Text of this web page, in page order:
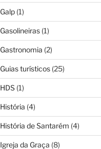
Galp(1)
Gasolineiras(1)
Gastronomia (2)
Guias turísticos(25)
HDS(1)
História (4)
História de Santarém (4)
Igreja da Graça (8)